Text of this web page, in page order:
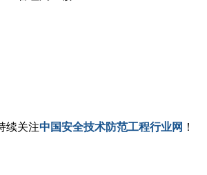
续关注中国安全技术防范工程行业网 ！